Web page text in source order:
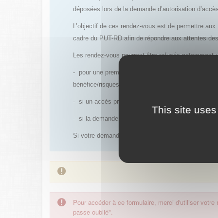
This site
déposées lors de la demande d’autorisation
L’objectif de ces rendez-vous est de permettre
cadre du PUT-RD afin de répondre aux attentes
Les rendez-vous pourront être refusés notamment :
- pour une première demande d’accès précoce
bénéfice/risques est déjà établi et qu’un PUT
- si un accès précoce antérieur a été refusé et
- si la demande de rendez-vous est réalisée trop
Si votre demande est acceptée, un rendez-vous
Pour accéder à ce formulaire, merci d'utiliser
passe oublié".